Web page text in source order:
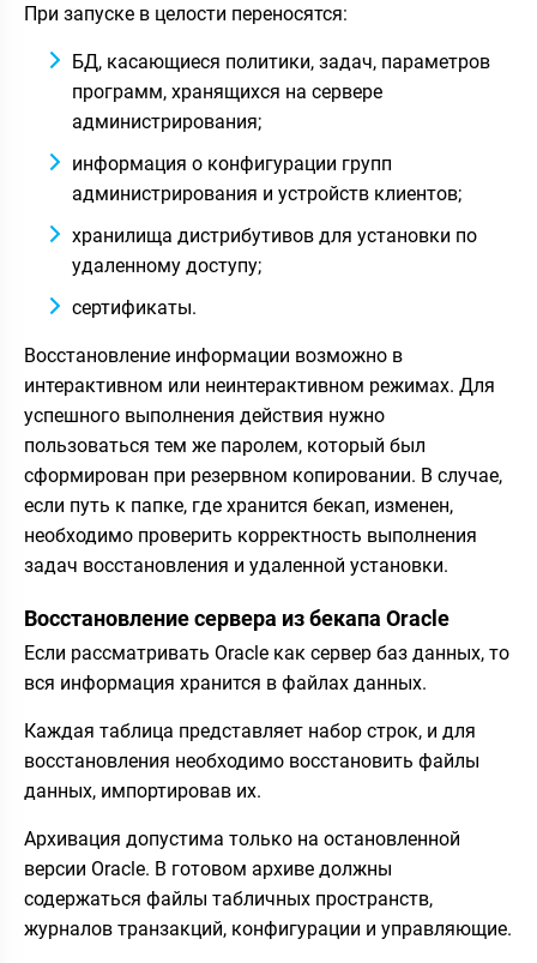
При запуске в целости переносятся:
БД, касающиеся политики, задач, параметров
программ, хранящихся на сервере
администрирования;
информация о конфигурации групп
администрирования и устройств клиентов;
хранилища дистрибутивов для установки по
удаленному доступу;
сертификаты.
Восстановление информации возможно в
интерактивном или неинтерактивном режимах. Для
успешного выполнения действия нужно
пользоваться тем же паролем, который был
сформирован при резервном копировании. В случае,
если путь к папке, где хранится бекап, изменен,
необходимо проверить корректность выполнения
задач восстановления и удаленной установки.
Восстановление сервера из бекапа Oracle
Если рассматривать Oracle как сервер баз данных, то
вся информация хранится в файлах данных.
Каждая таблица представляет набор строк, и для
восстановления необходимо восстановить файлы
данных, импортировав их.
Архивация допустима только на остановленной
версии Oracle. В готовом архиве должны
содержаться файлы табличных пространств,
журналов транзакций, конфигурации и управляющие.